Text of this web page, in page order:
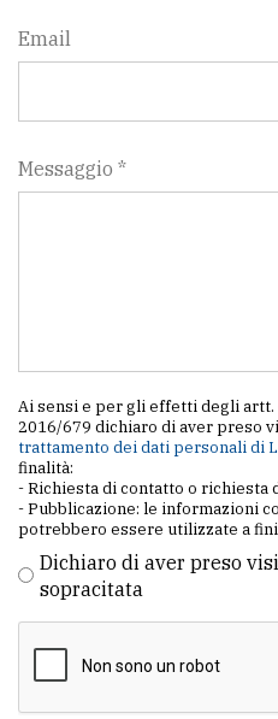
Email
Messaggio *
Ai sensi e per gli effetti degli artt.
2016/679 dichiaro di aver preso
trattamento dei dati personali di
finalità:
- Richiesta di contatto o richiesta
- Pubblicazione: le informazioni
potrebbero essere utilizzate a
Dichiaro di aver preso
sopracitata